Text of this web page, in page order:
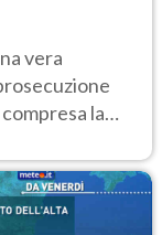
vera
la